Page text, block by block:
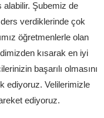
Şubemiz de
verdiklerinde çok
öğretmenlerle olan
kısarak en iyi
başarılı olmasını
ediyoruz. Velilerimizle
ediyoruz.